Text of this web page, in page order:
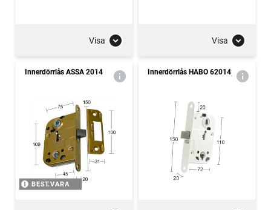
Visa Visa
Innerdörrlås ASSA 2014
BEST.VARA
Innerdörrlås HABO 62014